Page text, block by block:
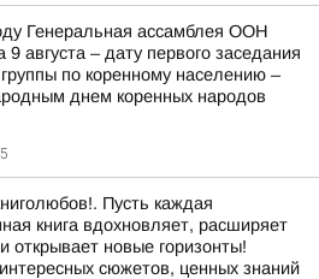
Генеральная ассамблея ООН
9 августа – дату первого заседания
по коренному населению –
днем коренных народов
Пусть каждая
книга вдохновляет, расширяет
и открывает новые горизонты!
сюжетов, ценных знаний